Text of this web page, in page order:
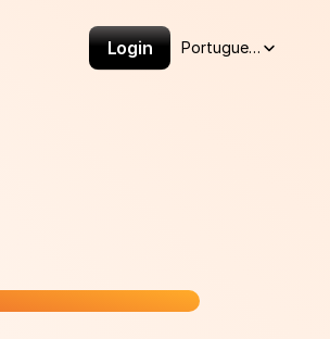
Login
Select Language
Portuguese (Brazil)